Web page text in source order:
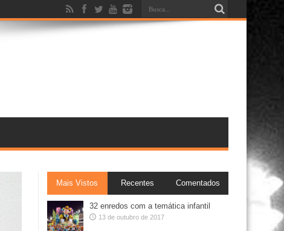
Mais Vistos Recentes Comentados
32 enredos com a temática infantil
13 de outubro de 2017